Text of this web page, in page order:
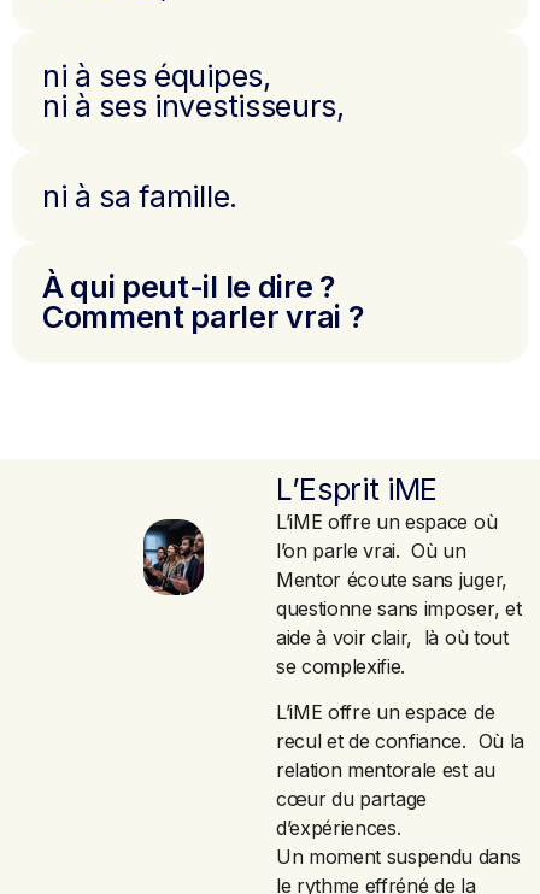
ni à ses équipes,
ni à ses investisseurs,
ni à sa famille.
À qui peut-il le dire ?
Comment parler vrai ?
L’Esprit iME
L’iME offre un espace où
l’on parle vrai. Où un
Mentor écoute sans juger,
questionne sans imposer, et
aide à voir clair, là où tout
se complexifie.
L’iME offre un espace de
recul et de confiance. Où la
relation mentorale est au
cœur du partage
d’expériences.
Un moment suspendu dans
le rythme effréné de la